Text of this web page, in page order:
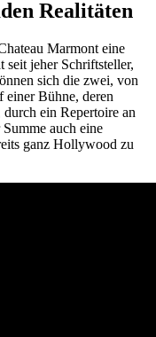
Realitäten
Marmont eine
seit jeher Schriftsteller,
sich die zwei, von
einer Bühne, deren
durch ein Repertoire an
auch eine
ganz Hollywood zu